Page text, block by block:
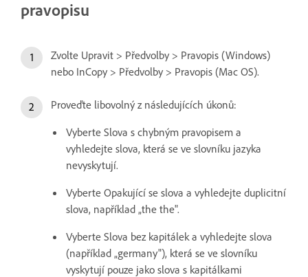
pravopisu
Zvolte Upravit > Předvolby > Pravopis (Windows)
nebo InCopy > Předvolby > Pravopis (Mac OS).
Proveďte libovolný z následujících úkonů:
Vyberte Slova s chybným pravopisem a
vyhledejte slova, která se ve slovníku jazyka
nevyskytují.
Vyberte Opakující se slova a vyhledejte duplicitní
slova, například „the the".
Vyberte Slova bez kapitálek a vyhledejte slova
(například „germany"), která se ve slovníku
vyskytují pouze jako slova s kapitálkami